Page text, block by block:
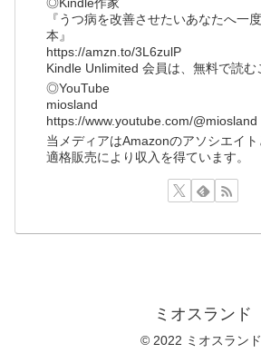
『うつ病を改善させたいあなたへ一
本』
https://amzn.to/3L6zulP
Kindle Unlimited 会員は、無料で読む
◎YouTube
miosland
https://www.youtube.com/@miosland
当メディアはAmazonのアソシエイト
適格販売により収入を得ています。
ミオスランド
© 2022 ミオスランド.